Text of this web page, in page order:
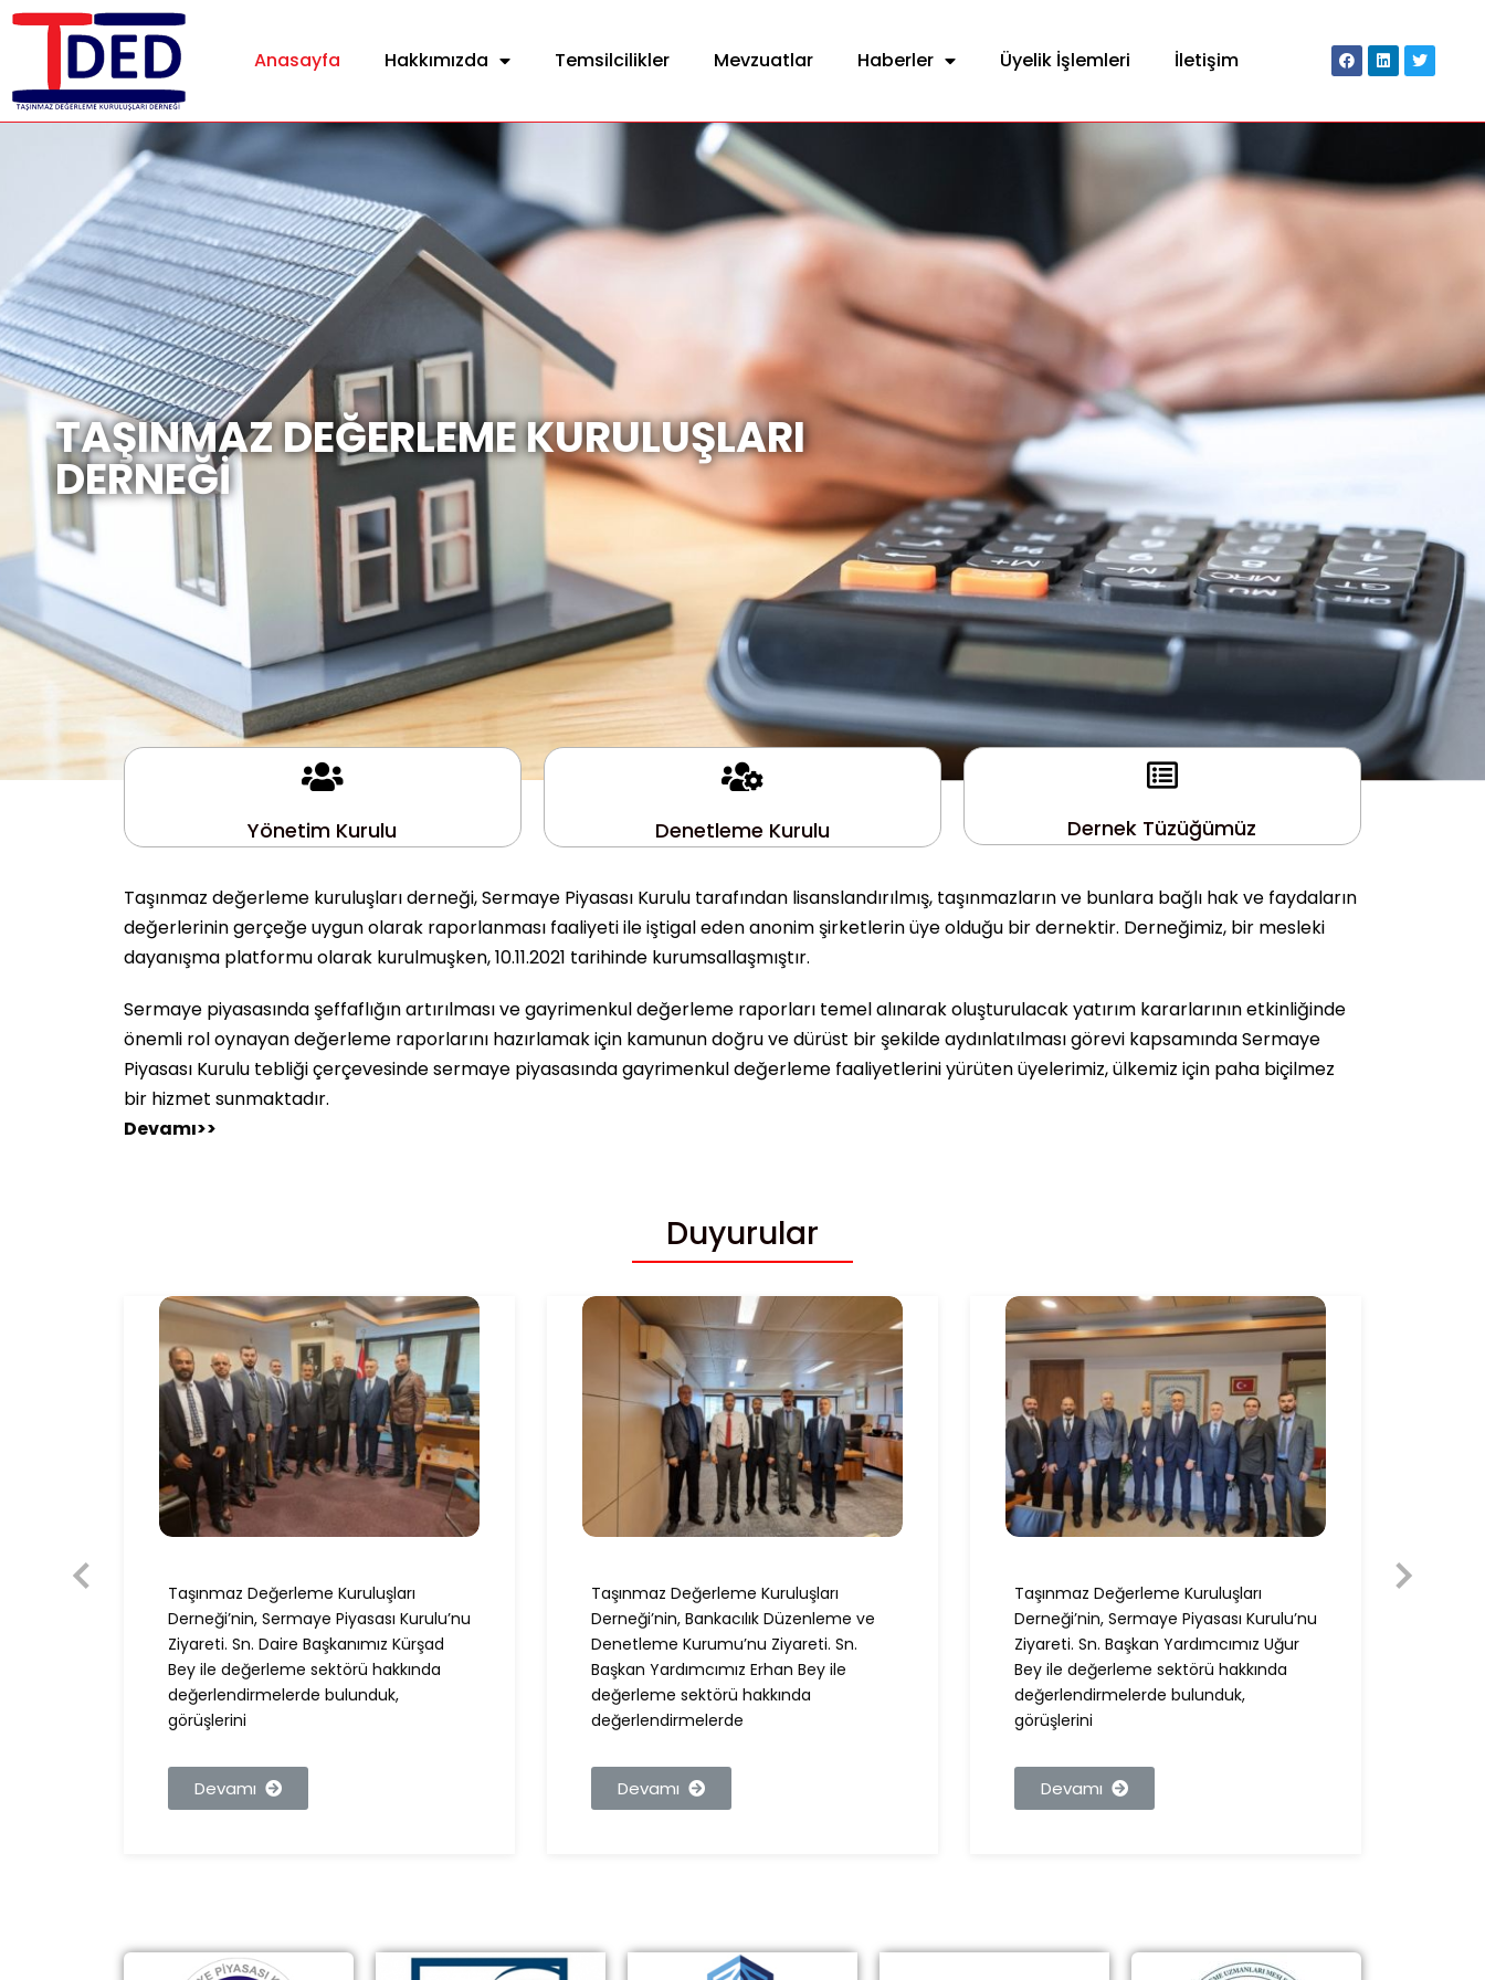
Anasayfa Hakkımızda Temsilcilikler Mevzuatlar Haberler Üyelik İşlemleri İletişim
TAŞINMAZ DEĞERLEME KURULUŞLARI
DERNEĞİ
Yönetim Kurulu Denetleme Kurulu Dernek Tüzüğümüz
Taşınmaz değerleme kuruluşları derneği, Sermaye Piyasası Kurulu tarafından lisanslandırılmış, taşınmazların ve bunlara bağlı hak ve faydaların
değerlerinin gerçeğe uygun olarak raporlanması faaliyeti ile iştigal eden anonim şirketlerin üye olduğu bir dernektir. Derneğimiz, bir mesleki
dayanışma platformu olarak kurulmuşken, 10.11.2021 tarihinde kurumsallaşmıştır.
Sermaye piyasasında şeffaflığın artırılması ve gayrimenkul değerleme raporları temel alınarak oluşturulacak yatırım kararlarının etkinliğinde
önemli rol oynayan değerleme raporlarını hazırlamak için kamunun doğru ve dürüst bir şekilde aydınlatılması görevi kapsamında Sermaye
Piyasası Kurulu tebliği çerçevesinde sermaye piyasasında gayrimenkul değerleme faaliyetlerini yürüten üyelerimiz, ülkemiz için paha biçilmez
bir hizmet sunmaktadır.
Devamı>>
Duyurular
Taşınmaz Değerleme Kuruluşları
Derneği’nin, Sermaye Piyasası Kurulu’nu
Ziyareti. Sn. Daire Başkanımız Kürşad
Bey ile değerleme sektörü hakkında
değerlendirmelerde bulunduk,
görüşlerini
Devamı
Taşınmaz Değerleme Kuruluşları
Derneği’nin, Bankacılık Düzenleme ve
Denetleme Kurumu’nu Ziyareti. Sn.
Başkan Yardımcımız Erhan Bey ile
değerleme sektörü hakkında
değerlendirmelerde
Devamı
Taşınmaz Değerleme Kuruluşları
Derneği’nin, Sermaye Piyasası Kurulu’nu
Ziyareti. Sn. Başkan Yardımcımız Uğur
Bey ile değerleme sektörü hakkında
değerlendirmelerde bulunduk,
görüşlerini
Devamı